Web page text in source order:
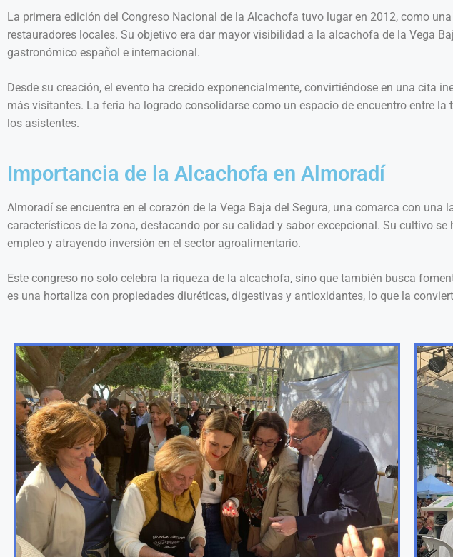
La primera edición del Congreso Nacional de la Alcachofa tuvo lugar en 2012, como
restauradores locales. Su objetivo era dar mayor visibilidad a la alcachofa de la Vega
gastronómico español e internacional.
Desde su creación, el evento ha crecido exponencialmente, convirtiéndose en una cita
más visitantes. La feria ha logrado consolidarse como un espacio de encuentro entre
los asistentes.
Importancia de la Alcachofa en Almoradí
Almoradí se encuentra en el corazón de la Vega Baja del Segura, una comarca con
característicos de la zona, destacando por su calidad y sabor excepcional. Su cultivo
empleo y atrayendo inversión en el sector agroalimentario.
Este congreso no solo celebra la riqueza de la alcachofa, sino que también busca
es una hortaliza con propiedades diuréticas, digestivas y antioxidantes, lo que la